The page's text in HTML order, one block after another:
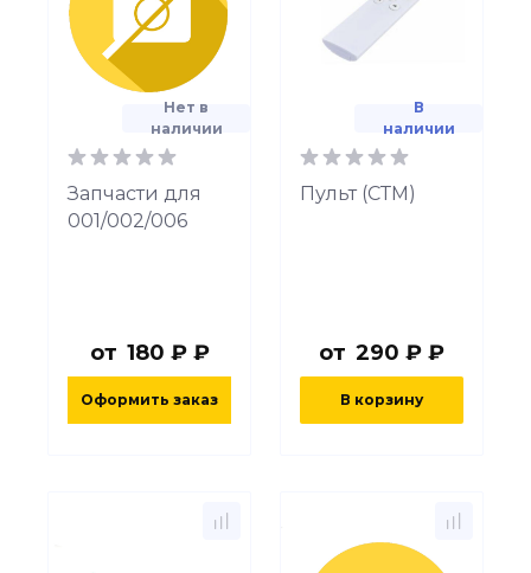
Нет в
наличии
Запчасти для
001/002/006
от 180 ₽ ₽
Оформить заказ
В
наличии
Пульт (СТМ)
от 290 ₽ ₽
В корзину